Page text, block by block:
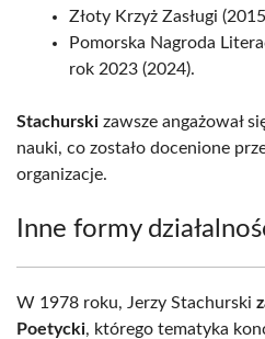
Złoty Krzyż Zasługi
Pomorska Nagroda
rok 2023 (2024).
Stachurski zawsze angażował
nauki, co zostało docenione
organizacje.
Inne formy
W 1978 roku, Jerzy Stachurski
Poetycki, którego tematyka